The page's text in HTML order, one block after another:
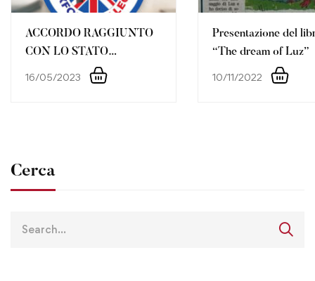
ACCORDO RAGGIUNTO
CON LO STATO
MAGGIORE DELLA
16/05/2023
Presentazione del
“The dream of Luz”
10/11/2022
Cerca